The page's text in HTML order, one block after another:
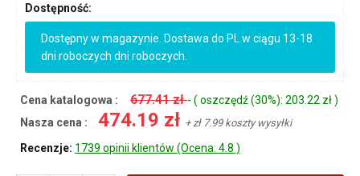
Dostępność:
Dostępny w magazynie. Dostawa do PL w ciągu 13-18
dni roboczych dni roboczych.
Cena katalogowa : 677.41 zł- ( oszczędź (30%): 203.22 zł )
Nasza cena :
474.19 zł + zł 7.99 koszty wysyłki
Recenzje: 1739 opinii klientów (Ocena: 4.8 )